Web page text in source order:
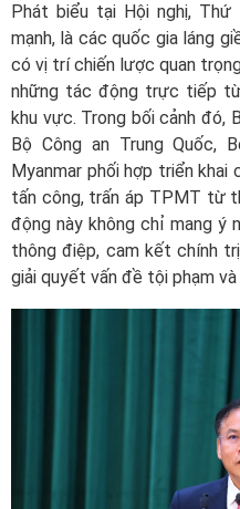
Phát biểu tại Hội nghị, Thứ
mạnh, là các quốc gia láng
có vị trí chiến lược quan
những tác động trực tiếp
khu vực. Trong bối cảnh đó,
Bộ Công an Trung Quốc,
Myanmar phối hợp triển khai
tấn công, trấn áp TPMT từ
động này không chỉ mang ý
thông điệp, cam kết chính
giải quyết vấn đề tội phạm